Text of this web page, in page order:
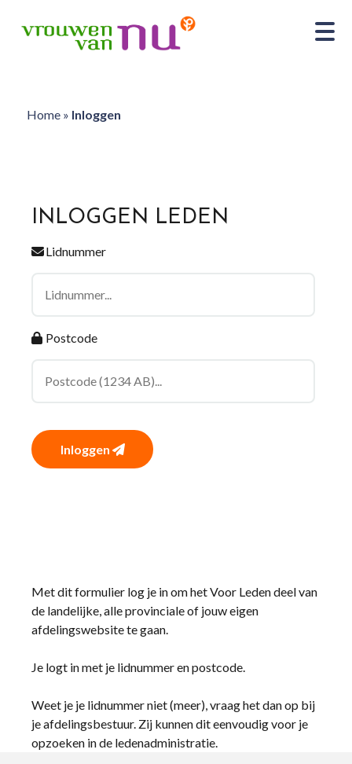
Home» Inloggen
INLOGGEN LEDEN
Lidnummer
Postcode
Inloggen
Met dit formulier log je in om het Voor Leden deel van
de landelijke, alle provinciale of jouw eigen
afdelingswebsite te gaan.
Je logt in met je lidnummer en postcode.
Weet je je lidnummer niet (meer), vraag het dan op bij
je afdelingsbestuur. Zij kunnen dit eenvoudig voor je
opzoeken in de ledenadministratie.